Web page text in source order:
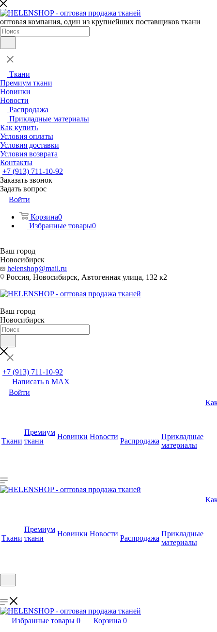
оптовая компания, один из крупнейших поставщиков ткани
Ткани
Премиум ткани
Новинки
Новости
Распродажа
Прикладные материалы
Как купить
Условия оплаты
Условия доставки
Условия возврата
Контакты
+7 (913) 711-10-92
Заказать звонок
Задать вопрос
Войти
Корзина0
Избранные товары0
Ваш город
Новосибирск
helenshop@mail.ru
Россия, Новосибирск, Автогенная улица, 132 к2
Ваш город
Новосибирск
+7 (913) 711-10-92
Написать в MAX
Войти
Ткани
Премиум
ткани
Новинки Новости
Распродажа
Прикладные
материалы
Ткани
Премиум
ткани
Новинки Новости
Распродажа
Прикладные
материалы
Избранные товары 0 Корзина 0